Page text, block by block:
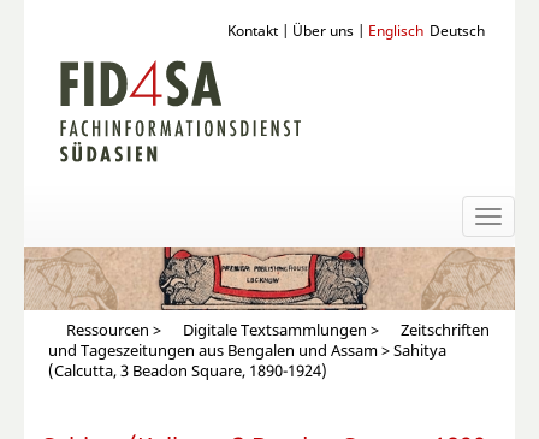
Deutsch
Englisch
Kontakt | Über uns |
Ressourcen > Digitale Textsammlungen >
Zeitschriften
und Tageszeitungen aus Bengalen und Assam> Sahitya
(Calcutta, 3 Beadon Square, 1890-1924)